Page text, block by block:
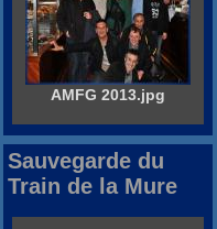
AMFG 2013.jpg
Sauvegarde du
Train de la Mure